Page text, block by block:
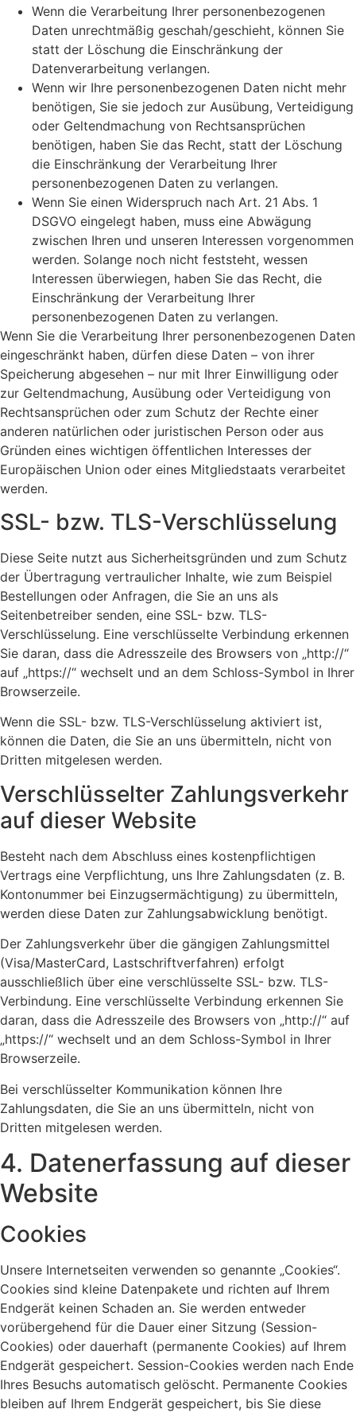
Wenn die Verarbeitung Ihrer personenbezogenen
Daten unrechtmäßig geschah/geschieht, können Sie
statt der Löschung die Einschränkung der
Datenverarbeitung verlangen.
Wenn wir Ihre personenbezogenen Daten nicht mehr
benötigen, Sie sie jedoch zur Ausübung, Verteidigung
oder Geltendmachung von Rechtsansprüchen
benötigen, haben Sie das Recht, statt der Löschung
die Einschränkung der Verarbeitung Ihrer
personenbezogenen Daten zu verlangen.
Wenn Sie einen Widerspruch nach Art. 21 Abs. 1
DSGVO eingelegt haben, muss eine Abwägung
zwischen Ihren und unseren Interessen vorgenommen
werden. Solange noch nicht feststeht, wessen
Interessen überwiegen, haben Sie das Recht, die
Einschränkung der Verarbeitung Ihrer
personenbezogenen Daten zu verlangen.
Wenn Sie die Verarbeitung Ihrer personenbezogenen Daten
eingeschränkt haben, dürfen diese Daten – von ihrer
Speicherung abgesehen – nur mit Ihrer Einwilligung oder
zur Geltendmachung, Ausübung oder Verteidigung von
Rechtsansprüchen oder zum Schutz der Rechte einer
anderen natürlichen oder juristischen Person oder aus
Gründen eines wichtigen öffentlichen Interesses der
Europäischen Union oder eines Mitgliedstaats verarbeitet
werden.
SSL- bzw. TLS-Verschlüsselung
Diese Seite nutzt aus Sicherheitsgründen und zum Schutz
der Übertragung vertraulicher Inhalte, wie zum Beispiel
Bestellungen oder Anfragen, die Sie an uns als
Seitenbetreiber senden, eine SSL- bzw. TLS-
Verschlüsselung. Eine verschlüsselte Verbindung erkennen
Sie daran, dass die Adresszeile des Browsers von „http://“
auf „https://“ wechselt und an dem Schloss-Symbol in Ihrer
Browserzeile.
Wenn die SSL- bzw. TLS-Verschlüsselung aktiviert ist,
können die Daten, die Sie an uns übermitteln, nicht von
Dritten mitgelesen werden.
Verschlüsselter Zahlungsverkehr
auf dieser Website
Besteht nach dem Abschluss eines kostenpflichtigen
Vertrags eine Verpflichtung, uns Ihre Zahlungsdaten (z. B.
Kontonummer bei Einzugsermächtigung) zu übermitteln,
werden diese Daten zur Zahlungsabwicklung benötigt.
Der Zahlungsverkehr über die gängigen Zahlungsmittel
(Visa/MasterCard, Lastschriftverfahren) erfolgt
ausschließlich über eine verschlüsselte SSL- bzw. TLS-
Verbindung. Eine verschlüsselte Verbindung erkennen Sie
daran, dass die Adresszeile des Browsers von „http://“ auf
„https://“ wechselt und an dem Schloss-Symbol in Ihrer
Browserzeile.
Bei verschlüsselter Kommunikation können Ihre
Zahlungsdaten, die Sie an uns übermitteln, nicht von
Dritten mitgelesen werden.
4. Datenerfassung auf dieser
Website
Cookies
Unsere Internetseiten verwenden so genannte „Cookies“.
Cookies sind kleine Datenpakete und richten auf Ihrem
Endgerät keinen Schaden an. Sie werden entweder
vorübergehend für die Dauer einer Sitzung (Session-
Cookies) oder dauerhaft (permanente Cookies) auf Ihrem
Endgerät gespeichert. Session-Cookies werden nach Ende
Ihres Besuchs automatisch gelöscht. Permanente Cookies
bleiben auf Ihrem Endgerät gespeichert, bis Sie diese